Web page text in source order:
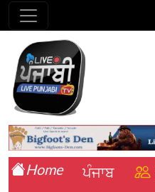
Home ਪੰਜਾਬ